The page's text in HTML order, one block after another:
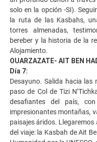
solo en la opción -SI).
la ruta de las Kasbahs,
torres almenadas,
bereber y la historia de la
Alojamiento.
OUARZAZATE- AIT BEN
Día 7:
Desayuno. Salida hacia
paso de Col de Tizi
desafiantes del país,
impresionantes montañas,
paisajes áridos.
del viaje: la Kasbah de Ait